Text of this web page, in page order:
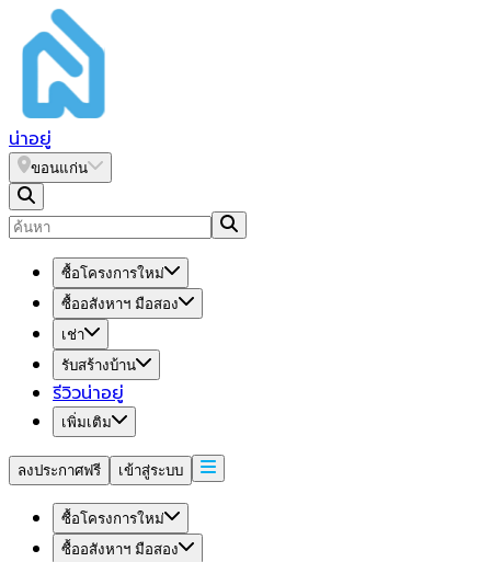
น่าอยู่
ขอนแก่น
ซื้อโครงการใหม่
ซื้ออสังหาฯ มือสอง
เช่า
รับสร้างบ้าน
รีวิวน่าอยู่
เพิ่มเติม
ลงประกาศฟรี เข้าสู่ระบบ
ซื้อโครงการใหม่
ซื้ออสังหาฯ มือสอง